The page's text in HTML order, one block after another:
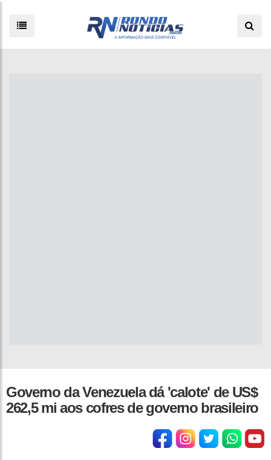
Governo da Venezuela dá 'calote' de US$
262,5 mi aos cofres de governo brasileiro